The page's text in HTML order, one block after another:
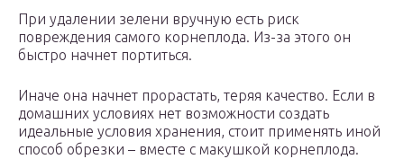
При удалении зелени вручную есть риск
повреждения самого корнеплода. Из-за этого он
быстро начнет портиться.
Иначе она начнет прорастать, теряя качество. Если в
домашних условиях нет возможности создать
идеальные условия хранения, стоит применять иной
способ обрезки – вместе с макушкой корнеплода.